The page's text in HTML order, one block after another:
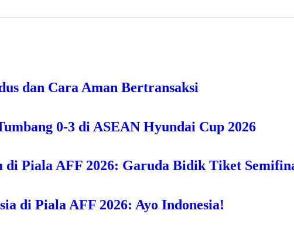
dan Cara Aman Bertransaksi
0-3 di ASEAN Hyundai Cup 2026
di Piala AFF 2026: Garuda Bidik Tiket
di Piala AFF 2026: Ayo Indonesia!